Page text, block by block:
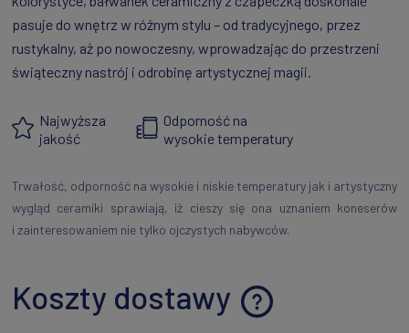
pasuje do wnętrz w różnym stylu – od tradycyjnego, przez
rustykalny, aż po nowoczesny, wprowadzając do przestrzeni
świąteczny nastrój i odrobinę artystycznej magii.
Najwyższa
jakość
Odporność na
wysokie temperatury
Trwałość, odporność na wysokie i niskie temperatury jak i artystyczny
wygląd ceramiki sprawiają, iż cieszy się ona uznaniem koneserów
i zainteresowaniem nie tylko ojczystych nabywców.
Koszty dostawy
Cena nie zawiera ewentualnych kosztów płatności